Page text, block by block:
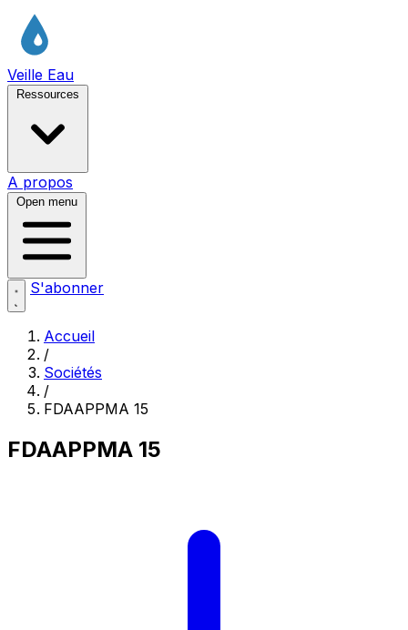
Veille Eau
Ressources
A propos
Open menu
S'abonner
Accueil
/
Sociétés
/
FDAAPPMA 15
FDAAPPMA 15